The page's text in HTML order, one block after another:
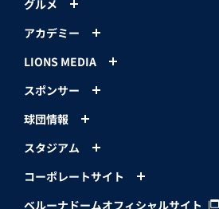
グルメ
アカデミー
LIONS MEDIA
スポンサー
球団情報
スタジアム
コーポレートサイト
ベルーナドームオフィシャルサイト